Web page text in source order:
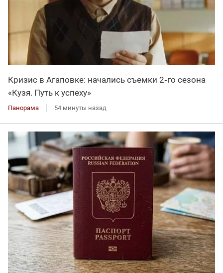
Кризис в Агаповке: начались съемки 2‑го сезона
«Кузя. Путь к успеху»
Панорама 54 минуты назад